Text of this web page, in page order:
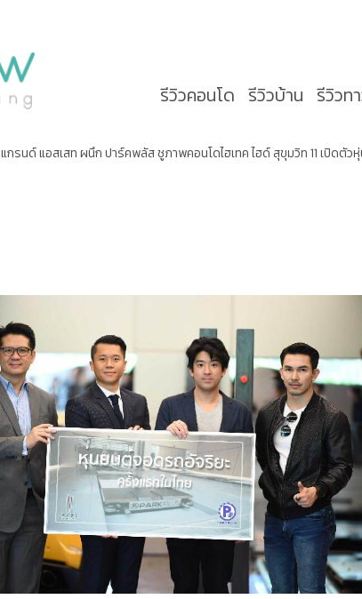
รีวิวคอนโด รีวิวบ้าน รีวิวท
แกรนด์ แอสเสท ผนึก ปาร์คพลัส ชูภาพคอนโดไฮเทค ไฮด์ สุขุมวิท 11 เปิด